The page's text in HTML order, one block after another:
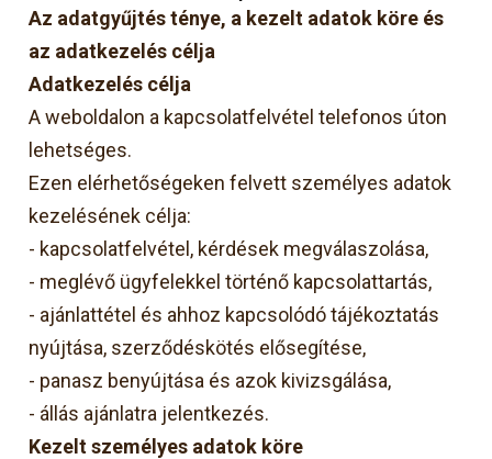
Az adatgyűjtés ténye, a kezelt adatok köre és
az adatkezelés célja
Adatkezelés célja
A weboldalon a kapcsolatfelvétel telefonos úton
lehetséges.
Ezen elérhetőségeken felvett személyes adatok
kezelésének célja:
- kapcsolatfelvétel, kérdések megválaszolása,
- meglévő ügyfelekkel történő kapcsolattartás,
- ajánlattétel és ahhoz kapcsolódó tájékoztatás
nyújtása, szerződéskötés elősegítése,
- panasz benyújtása és azok kivizsgálása,
- állás ajánlatra jelentkezés.
Kezelt személyes adatok köre